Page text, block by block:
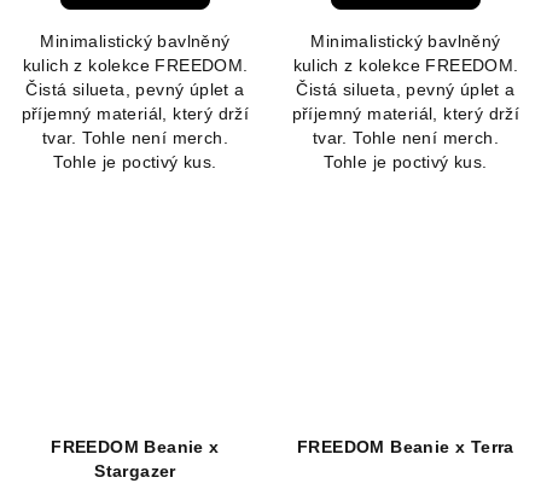
Minimalistický bavlněný
kulich z kolekce FREEDOM.
Čistá silueta, pevný úplet a
příjemný materiál, který drží
tvar. Tohle není merch.
Tohle je poctivý kus.
Minimalistický bavlněný
kulich z kolekce FREEDOM.
Čistá silueta, pevný úplet a
příjemný materiál, který drží
tvar. Tohle není merch.
Tohle je poctivý kus.
FREEDOM Beanie x
Stargazer
FREEDOM Beanie x Terra